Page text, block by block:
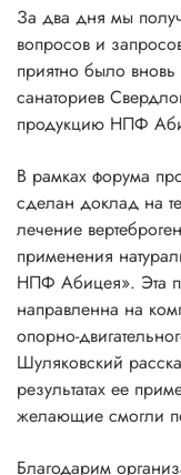
За два дня мы
вопросов и
приятно было вновь
санаториев
продукцию НПФ
В рамках форума
сделан доклад на
лечение
применения
НПФ Абицея». Эта
направленна на
опорно-
Шуляковский
результатах ее
желающие смогли
Благодарим